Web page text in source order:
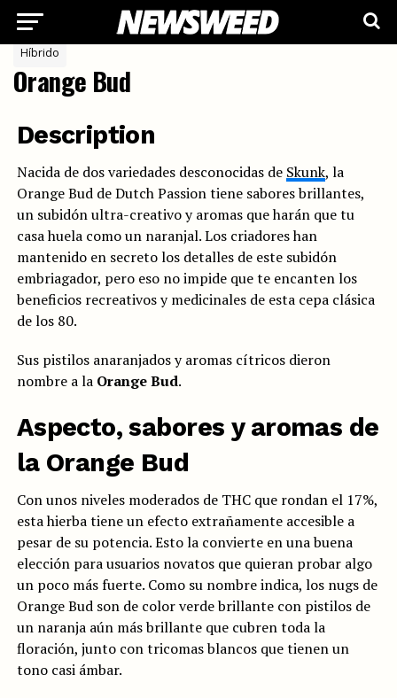
Híbrido
Orange Bud
Description
Nacida de dos variedades desconocidas de Skunk, la
Orange Bud de Dutch Passion tiene sabores brillantes,
un subidón ultra-creativo y aromas que harán que tu
casa huela como un naranjal. Los criadores han
mantenido en secreto los detalles de este subidón
embriagador, pero eso no impide que te encanten los
beneficios recreativos y medicinales de esta cepa clásica
de los 80.
Sus pistilos anaranjados y aromas cítricos dieron
nombre a la Orange Bud.
Aspecto, sabores y aromas de
la Orange Bud
Con unos niveles moderados de THC que rondan el 17%,
esta hierba tiene un efecto extrañamente accesible a
pesar de su potencia. Esto la convierte en una buena
elección para usuarios novatos que quieran probar algo
un poco más fuerte. Como su nombre indica, los nugs de
Orange Bud son de color verde brillante con pistilos de
un naranja aún más brillante que cubren toda la
floración, junto con tricomas blancos que tienen un
tono casi ámbar.